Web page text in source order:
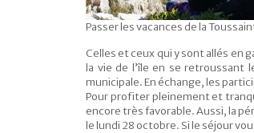
Passer les vacances de la
Celles et ceux qui y sont allés en
la vie de l’île en se retroussant
municipale. En échange, les
Pour profiter pleinement et
encore très favorable. Aussi, la
le lundi 28 octobre. Si le séjour